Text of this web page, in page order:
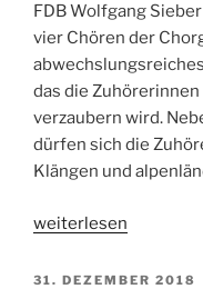
FDB Wolfgang
vier Chören der
das die
verzaubern wird.
dürfen sich die
Klängen und
„Festliches
am
weiterlesen
VERÖFFENTLICHT
31. DEZEMBER 2018